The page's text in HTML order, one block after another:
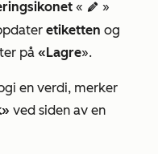
« edit »
etiketten og
på «Lagre».
en verdi, merker
ved siden av en